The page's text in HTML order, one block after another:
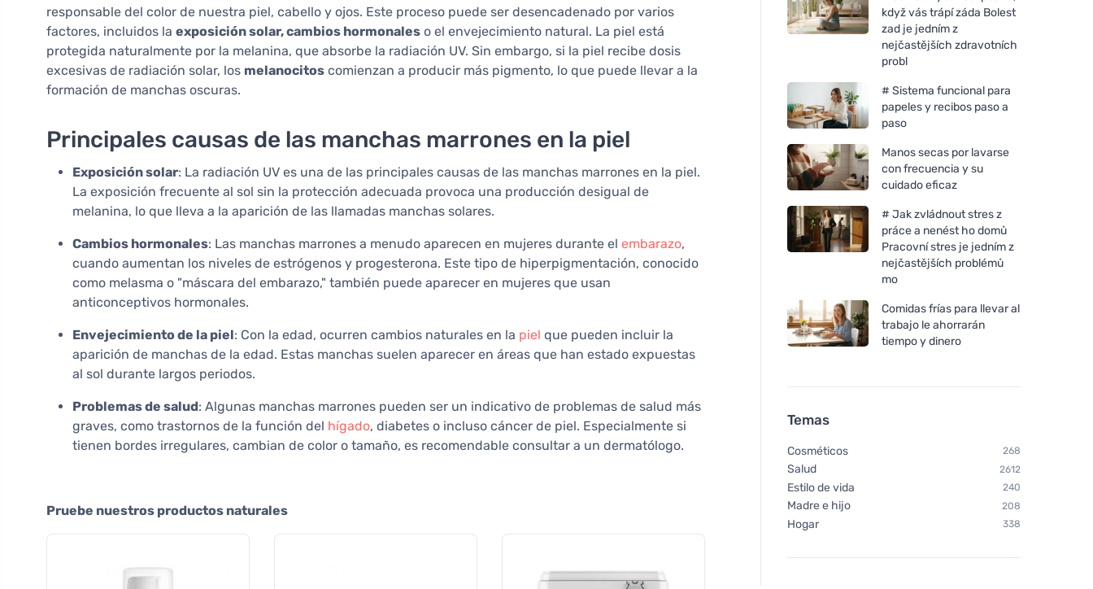
responsable del color de nuestra piel, cabello y ojos. Este proceso puede ser desencadenado por varios
factores, incluidos la exposición solar, cambios hormonales o el envejecimiento natural. La piel está
protegida naturalmente por la melanina, que absorbe la radiación UV. Sin embargo, si la piel recibe dosis
excesivas de radiación solar, los melanocitos comienzan a producir más pigmento, lo que puede llevar a la
formación de manchas oscuras.
Principales causas de las manchas marrones en la piel
Exposición solar: La radiación UV es una de las principales causas de las manchas marrones en la piel.
La exposición frecuente al sol sin la protección adecuada provoca una producción desigual de
melanina, lo que lleva a la aparición de las llamadas manchas solares.
Cambios hormonales: Las manchas marrones a menudo aparecen en mujeres durante el embarazo,
cuando aumentan los niveles de estrógenos y progesterona. Este tipo de hiperpigmentación, conocido
como melasma o "máscara del embarazo," también puede aparecer en mujeres que usan
anticonceptivos hormonales.
Envejecimiento de la piel: Con la edad, ocurren cambios naturales en la piel que pueden incluir la
aparición de manchas de la edad. Estas manchas suelen aparecer en áreas que han estado expuestas
al sol durante largos periodos.
Problemas de salud: Algunas manchas marrones pueden ser un indicativo de problemas de salud más
graves, como trastornos de la función del hígado, diabetes o incluso cáncer de piel. Especialmente si
tienen bordes irregulares, cambian de color o tamaño, es recomendable consultar a un dermatólogo.
Pruebe nuestros productos naturales
když vás trápí záda Bolest
zad je jedním z
nejčastějších zdravotních
probl
# Sistema funcional para
papeles y recibos paso a
paso
Manos secas por lavarse
con frecuencia y su
cuidado eficaz
# Jak zvládnout stres z
práce a nenést ho domů
Pracovní stres je jedním z
nejčastějších problémů
mo
Comidas frías para llevar al
trabajo le ahorrarán
tiempo y dinero
Temas
Cosméticos 268
Salud 2612
Estilo de vida 240
Madre e hijo 208
Hogar 338